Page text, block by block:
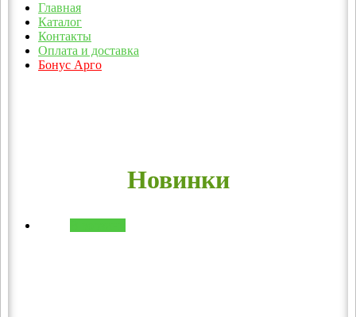
Главная
Каталог
Контакты
Оплата и доставка
Бонус Арго
Новинки